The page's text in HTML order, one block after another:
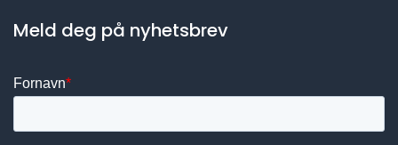
Meld deg på nyhetsbrev